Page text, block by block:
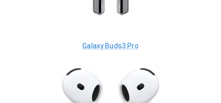
Galaxy Buds3 Pro